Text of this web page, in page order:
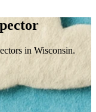
in Wisconsin.